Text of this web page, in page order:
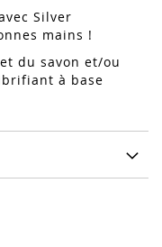
Silver
mains !
du savon et/ou
à base